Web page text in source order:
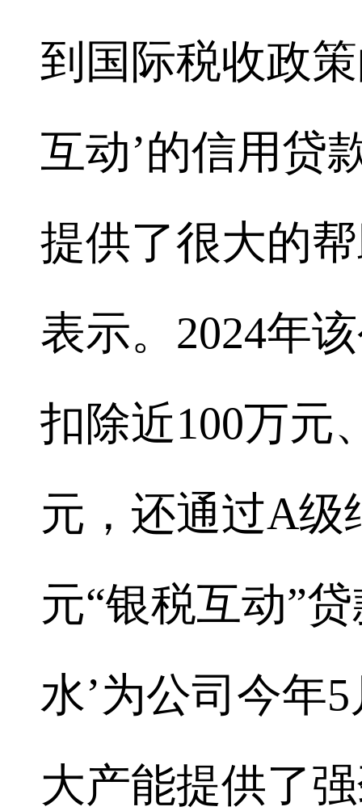
到国际税收政
互动’的信用贷
提供了很大的
表示。2024年
扣除近100万元
元，还通过A级
元“银税互动”
水’为公司今年
大产能提供了